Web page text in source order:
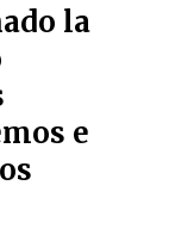
la
e